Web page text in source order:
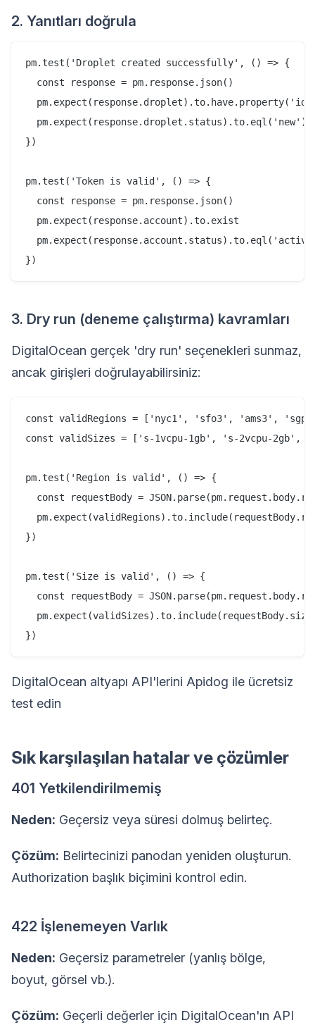
2. Yanıtları doğrula
pm.test('Droplet created successfully', () => {
  const response = pm.response.json()
  pm.expect(response.droplet.status).to.eql('new')
})
pm.test('Token is valid', () => {
  const response = pm.response.json()
  pm.expect(response.account).to.exist
3. Dry run (deneme çalıştırma) kavramları
DigitalOcean gerçek 'dry run' seçenekleri sunmaz,
ancak girişleri doğrulayabilirsiniz:
const validRegions = ['nyc1', 'sfo3', 'ams3',
const validSizes = ['s-1vcpu-1gb', 's-2vcpu-2gb',
pm.test('Region is valid', () => {
const requestBody =
})
pm.test('Size is valid', () => {
const requestBody =
DigitalOcean altyapı API'lerini Apidog ile ücretsiz
test edin
Sık karşılaşılan hatalar ve çözümler
401 Yetkilendirilmemiş
Neden: Geçersiz veya süresi dolmuş belirteç.
Çözüm: Belirtecinizi panodan yeniden oluşturun.
Authorization başlık biçimini kontrol edin.
422 İşlenemeyen Varlık
Neden: Geçersiz parametreler (yanlış bölge,
boyut, görsel vb.).
Çözüm: Geçerli değerler için DigitalOcean'ın API